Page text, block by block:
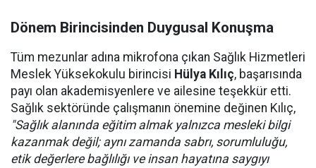
Dönem Birincisinden Duygusal Konuşma
Tüm mezunlar adına mikrofona çıkan Sağlık Hizmetleri
Meslek Yüksekokulu birincisi Hülya Kılıç, başarısında
payı olan akademisyenlere ve ailesine teşekkür etti.
Sağlık sektöründe çalışmanın önemine değinen Kılıç,
"Sağlık alanında eğitim almak yalnızca mesleki bilgi
kazanmak değil; aynı zamanda sabrı, sorumluluğu,
etik değerlere bağlılığı ve insan hayatına saygıyı